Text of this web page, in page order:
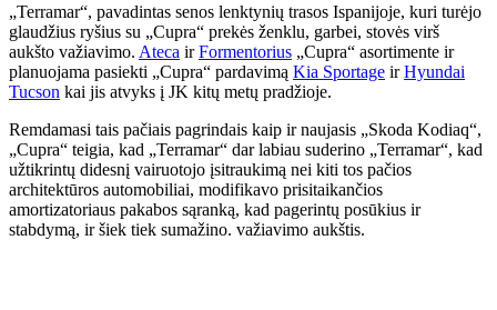
„Terramar“, pavadintas senos lenktynių trasos Ispanijoje, kuri turėjo
glaudžius ryšius su „Cupra“ prekės ženklu, garbei, stovės virš
aukšto važiavimo. Ateca irFormentorius „Cupra“ asortimente ir
planuojama pasiekti „Cupra“ pardavimą Kia Sportage irHyundai
Tucson kai jis atvyks į JK kitų metų pradžioje.
Remdamasi tais pačiais pagrindais kaip ir naujasis „Skoda Kodiaq“,
„Cupra“ teigia, kad „Terramar“ dar labiau suderino „Terramar“, kad
užtikrintų didesnį vairuotojo įsitraukimą nei kiti tos pačios
architektūros automobiliai, modifikavo prisitaikančios
amortizatoriaus pakabos sąranką, kad pagerintų posūkius ir
stabdymą, ir šiek tiek sumažino. važiavimo aukštis.